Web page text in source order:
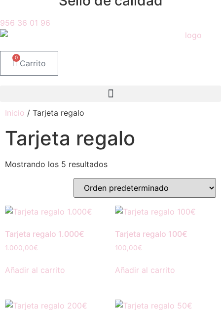
956 36 01 96
0
Carrito
Inicio / Tarjeta regalo
Tarjeta regalo
Mostrando los 5 resultados
Tarjeta regalo 1.000€
1.000,00€
Añadir al carrito
Tarjeta regalo 100€
100,00€
Añadir al carrito